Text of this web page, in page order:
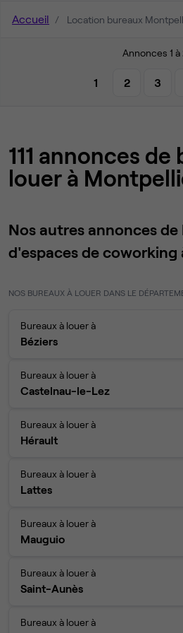
Accueil Location bureaux
Annonces 1 à
1 2 3
111 annonces de
louer à
Nos autres annonces
d'espaces de coworking
NOS BUREAUX À LOUER DANS LE
Bureaux à louer à
Béziers
Bureaux à louer à
Castelnau-le-Lez
Bureaux à louer à
Hérault
Bureaux à louer à
Lattes
Bureaux à louer à
Mauguio
Bureaux à louer à
Saint-Aunès
Bureaux à louer à